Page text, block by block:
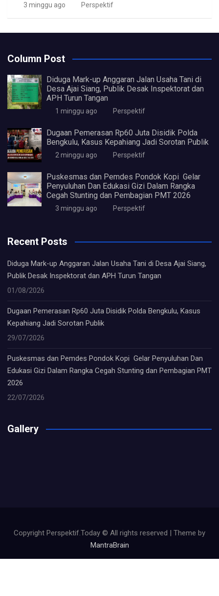
3 minggu ago Perspektif
Column Post
Diduga Mark-up Anggaran Jalan Usaha Tani di
Desa Ajai Siang, Publik Desak Inspektorat dan
APH Turun Tangan
1 minggu ago Perspektif
Dugaan Pemerasan Rp60 Juta Disidik Polda
Bengkulu, Kasus Kepahiang Jadi Sorotan Publik
2 minggu ago Perspektif
Puskesmas dan Pemdes Pondok Kopi Gelar
Penyuluhan Dan Edukasi Gizi Dalam Rangka
Cegah Stunting dan Pembagian PMT 2026
3 minggu ago Perspektif
Recent Posts
Diduga Mark-up Anggaran Jalan Usaha Tani di Desa Ajai Siang,
Publik Desak Inspektorat dan APH Turun Tangan
01/08/2026
Dugaan Pemerasan Rp60 Juta Disidik Polda Bengkulu, Kasus
Kepahiang Jadi Sorotan Publik
29/07/2026
Puskesmas dan Pemdes Pondok Kopi Gelar Penyuluhan Dan
Edukasi Gizi Dalam Rangka Cegah Stunting dan Pembagian PMT
2026
22/07/2026
Gallery
Copyright Perspektif.Today © All rights reserved | Theme by
MantraBrain